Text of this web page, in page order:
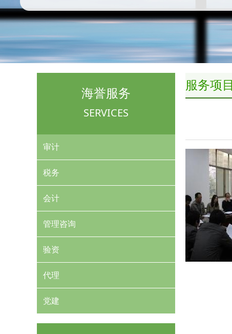
服务项目
海誉服务
SERVICES
审计
税务
会计
管理咨询
验资
代理
党建